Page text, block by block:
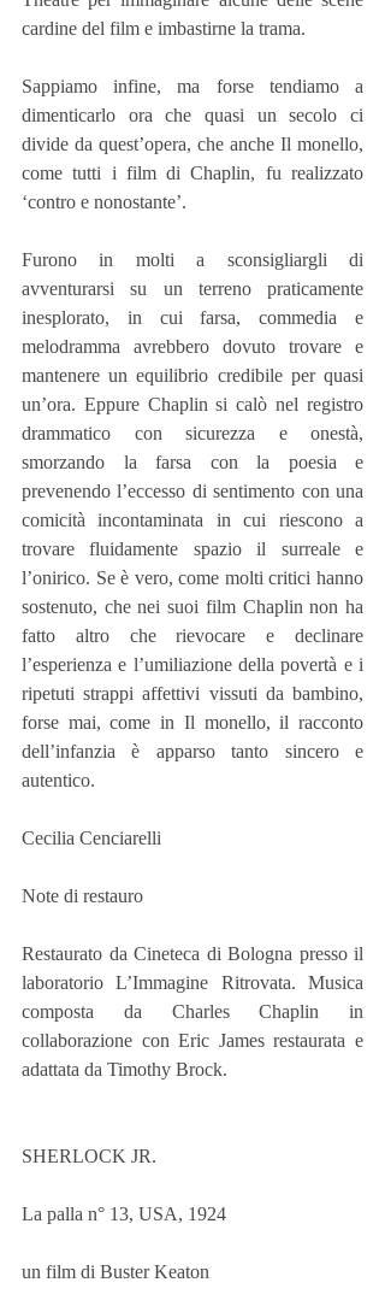
cardine del film e imbastirne la trama.
Sappiamo infine, ma forse tendiamo a
dimenticarlo ora che quasi un secolo ci
divide da quest’opera, che anche Il monello,
come tutti i film di Chaplin, fu realizzato
‘contro e nonostante’.
Furono in molti a sconsigliargli di
avventurarsi su un terreno praticamente
inesplorato, in cui farsa, commedia e
melodramma avrebbero dovuto trovare e
mantenere un equilibrio credibile per quasi
un’ora. Eppure Chaplin si calò nel registro
drammatico con sicurezza e onestà,
smorzando la farsa con la poesia e
prevenendo l’eccesso di sentimento con una
comicità incontaminata in cui riescono a
trovare fluidamente spazio il surreale e
l’onirico. Se è vero, come molti critici hanno
sostenuto, che nei suoi film Chaplin non ha
fatto altro che rievocare e declinare
l’esperienza e l’umiliazione della povertà e i
ripetuti strappi affettivi vissuti da bambino,
forse mai, come in Il monello, il racconto
dell’infanzia è apparso tanto sincero e
autentico.
Cecilia Cenciarelli
Note di restauro
Restaurato da Cineteca di Bologna presso il
laboratorio L’Immagine Ritrovata. Musica
composta da Charles Chaplin in
collaborazione con Eric James restaurata e
adattata da Timothy Brock.
SHERLOCK JR.
La palla n° 13, USA, 1924
un film di Buster Keaton